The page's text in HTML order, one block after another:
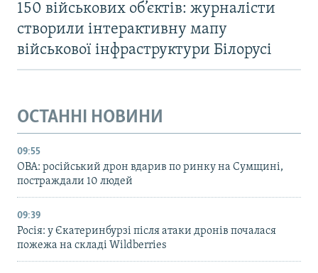
150 військових об’єктів: журналісти
створили інтерактивну мапу
військової інфраструктури Білорусі
ОСТАННІ НОВИНИ
09:55
ОВА: російський дрон вдарив по ринку на Сумщині,
постраждали 10 людей
09:39
Росія: у Єкатеринбурзі після атаки дронів почалася
пожежа на складі Wildberries